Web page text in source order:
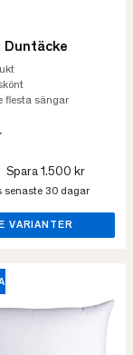
Duntäcke
flesta sängar
Spara 1.500 kr
senaste 30 dagar
VARIANTER